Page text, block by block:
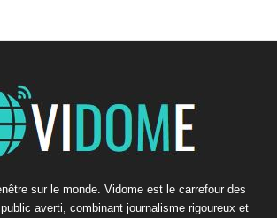
sur le monde. Vidome est le carrefour des
averti, combinant journalisme rigoureux et